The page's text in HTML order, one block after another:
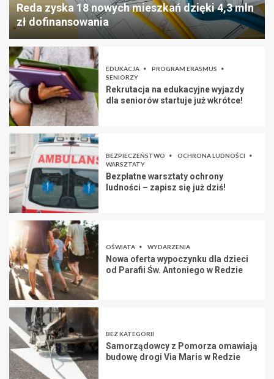
Reda zyska 18 nowych mieszkań dzięki 4,3 mln
zł dofinansowania
EDUKACJA
PROGRAM ERASMUS
SENIORZY
Rekrutacja na edukacyjne wyjazdy
dla seniorów startuje już wkrótce!
BEZPIECZEŃSTWO
OCHRONA LUDNOŚCI
WARSZTATY
Bezpłatne warsztaty ochrony
ludności – zapisz się już dziś!
OŚWIATA WYDARZENIA
Nowa oferta wypoczynku dla dzieci
od Parafii Św. Antoniego w Redzie
BEZ KATEGORII
Samorządowcy z Pomorza omawiają
budowę drogi Via Maris w Redzie